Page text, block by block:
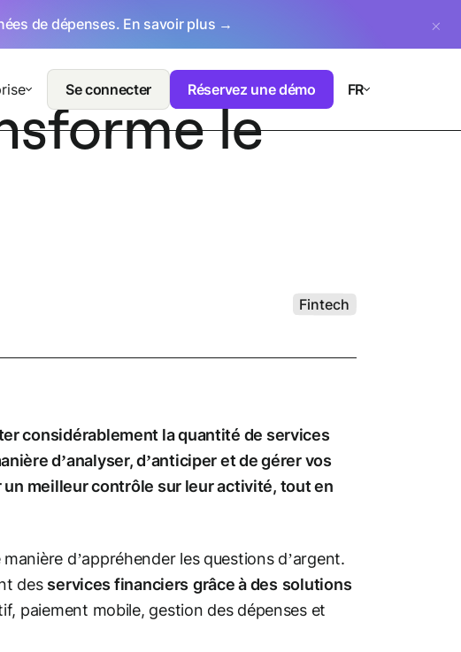
de dépenses. En savoir plus →
Se connecter Réservez une démo FR
le
Fintech
considérablement la quantité de services
d’analyser, d’anticiper et de gérer vos
meilleur contrôle sur leur activité, tout en
d’appréhender les questions d’argent.
des services financiers grâce à des solutions
paiement mobile, gestion des dépenses et